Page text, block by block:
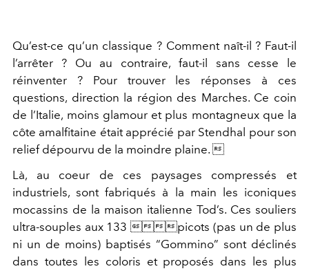
Qu’est-ce qu’un classique ? Comment naît-il ? Faut-il
l’arrêter ? Ou au contraire, faut-il sans cesse le
réinventer ? Pour trouver les réponses à ces
questions, direction la région des Marches. Ce coin
de l’Italie, moins glamour et plus montagneux que la
côte amalfitaine était apprécié par Stendhal pour son
relief dépourvu de la moindre plaine.
Là, au coeur de ces paysages compressés et
industriels, sont fabriqués à la main les iconiques
mocassins de la maison italienne Tod’s. Ces souliers
ultra-souples aux 133 picots (pas un de plus
ni un de moins) baptisés “Gommino” sont déclinés
dans toutes les coloris et proposés dans les plus